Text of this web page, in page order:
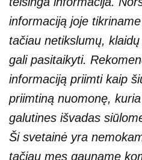
informaciją joje
tačiau netikslumų,
gali pasitaikyti.
informaciją priimti kaip
priimtiną nuomonę,
galutines išvadas
Ši svetainė yra
tačiau mes gauname